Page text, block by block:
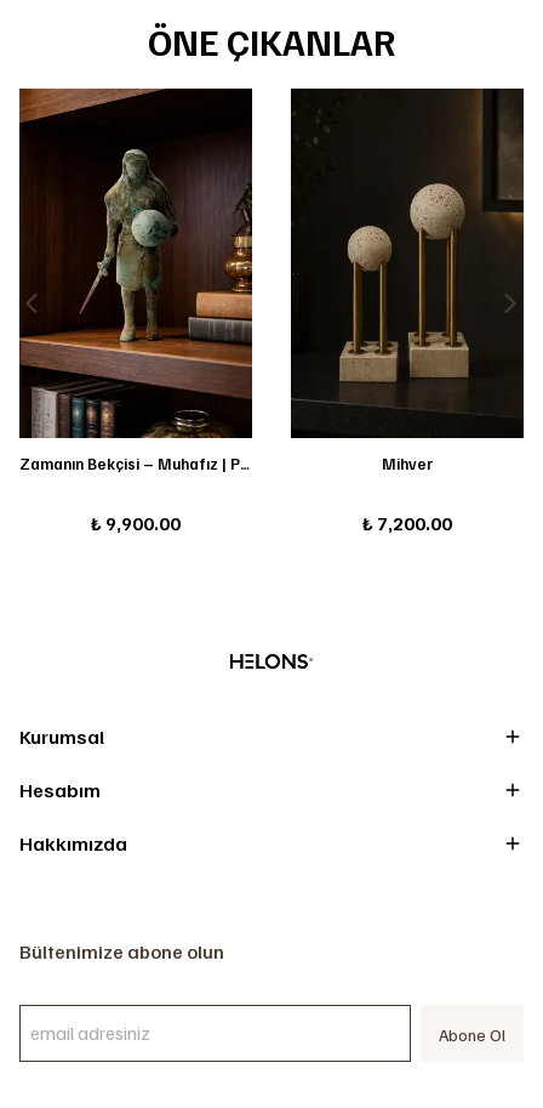
ÖNE ÇIKANLAR
Zamanın Bekçisi – Muhafız | Pirinç Döküm Heykel
₺ 9,900.00
Mihver
₺ 7,200.00
Kurumsal
Hesabım
Hakkımızda
Bültenimize abone olun
Abone Ol